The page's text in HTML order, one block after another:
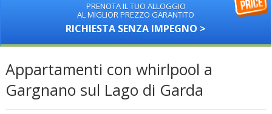
PRENOTA IL TUO ALLOGGIO
AL MIGLIOR PREZZO GARANTITO
RICHIESTA SENZA IMPEGNO >
Appartamenti con whirlpool a
Gargnano sul Lago di Garda